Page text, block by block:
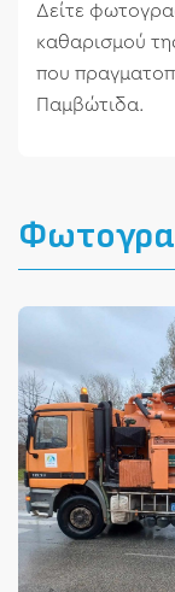
Δείτε
καθαρισμού
που
Παμβώτιδα.